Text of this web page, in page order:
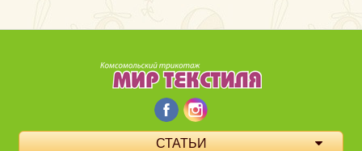
СТАТЬИ